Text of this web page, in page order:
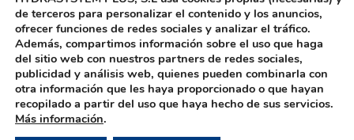
2026© HYDRASYSTEM Plus, S.L.
de terceros para personalizar el contenido y los anuncios,
ofrecer funciones de redes sociales y analizar el tráfico.
Además, compartimos información sobre el uso que haga
del sitio web con nuestros partners de redes sociales,
publicidad y análisis web, quienes pueden combinarla con
otra información que les haya proporcionado o que hayan
recopilado a partir del uso que haya hecho de sus servicios.
Más información.